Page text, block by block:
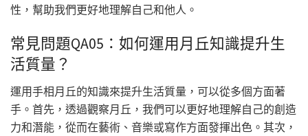
性，幫助我們更好地理解自己和他人。
常見問題QA05：如何運用月丘知識提升生
活質量？
運用手相月丘的知識來提升生活質量，可以從多個方面著
手。首先，透過觀察月丘，我們可以更好地理解自己的創造
力和潛能，從而在藝術、音樂或寫作方面發揮出色。其次，